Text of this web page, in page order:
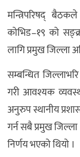
मन्त्रिपरिषद्
कोभिड–१९ को
लागि प्रमुख जिल्ला
सम्बन्धित
गरी आवश्यक
अनुरुप स्थानीय
गर्न सबै प्रमुख
निर्णय भएको थियो ।